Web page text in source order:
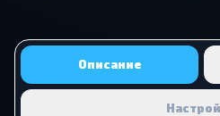
Описание